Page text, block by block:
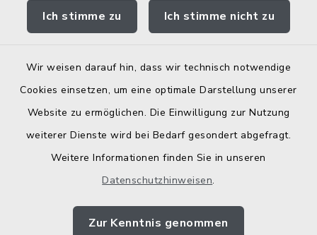
Ich stimme zu Ich stimme nicht zu
Wir weisen darauf hin, dass wir technisch notwendige
Cookies einsetzen, um eine optimale Darstellung unserer
Website zu ermöglichen. Die Einwilligung zur Nutzung
weiterer Dienste wird bei Bedarf gesondert abgefragt.
Weitere Informationen finden Sie in unseren
Datenschutzhinweisen.
Zur Kenntnis genommen
Kontakt
Datenschutz